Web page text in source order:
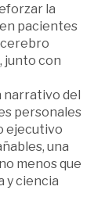
la
pacientes
junto con
narrativo del
personales
ejecutivo
una
menos que
y ciencia